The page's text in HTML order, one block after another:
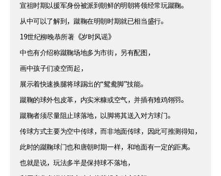
宣祖时期以援军身份被派到朝鲜的明朝将领经常玩蹴鞠。
从中可以了解到，蹴鞠在明朝时期就已相当盛行。
19世纪柳晚恭所著《岁时风谣》
中也有介绍称蹴鞠场地多为市街，另有配图，
画中孩子们凌空而起，
展示着快速换腿将球踢出的“鸳鸯脚”技能。
蹴鞠的球外包皮革，内实米糠或空气，并插有雉鸡翎羽。
蹴鞠者须尽量阻止球落地，以脚将其送入对方球门。
传球方式主要为空中传球，而非地面传球，因此可推测得知，
此时的蹴鞠球门也和唐朝时期一样，和地面有一定的距离。
也就是说，玩法多半是保持球不落地，